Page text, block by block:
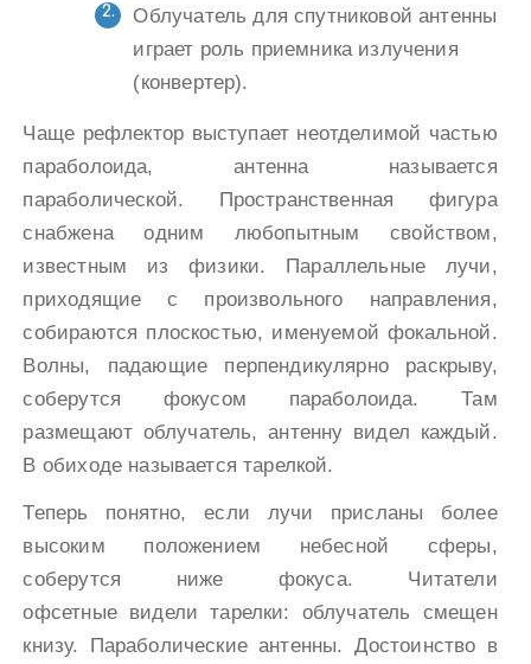
Облучатель для спутниковой антенны
играет роль приемника излучения
(конвертер).
Чаще рефлектор выступает неотделимой частью
параболоида, антенна называется
параболической. Пространственная фигура
снабжена одним любопытным свойством,
известным из физики. Параллельные лучи,
приходящие с произвольного направления,
собираются плоскостью, именуемой фокальной.
Волны, падающие перпендикулярно раскрыву,
соберутся фокусом параболоида. Там
размещают облучатель, антенну видел каждый.
В обиходе называется тарелкой.
Теперь понятно, если лучи присланы более
высоким положением небесной сферы,
соберутся ниже фокуса. Читатели
офсетные видели тарелки: облучатель смещен
книзу. Параболические антенны. Достоинство в